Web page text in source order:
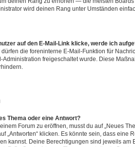
wird deinen Rang unter Umständen
auf den E-Mail-Link klicke, werde ich
die foreninterne E-Mail-Funktion für
Administration freigeschaltet wurde. Diese
Thema oder eine Antwort?
Forum zu eröffnen, musst du auf „Neues
„Antworten“ klicken. Es könnte sein, dass eine
kannst. Deine Berechtigungen sind jeweils am